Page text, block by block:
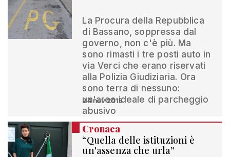
La Procura della Repubblica
di Bassano, soppressa dal
governo, non c'è più. Ma
sono rimasti i tre posti auto in
via Verci che erano riservati
alla Polizia Giudiziaria. Ora
sono terra di nessuno:
un'area ideale di parcheggio
abusivo
24 nov 2013
Cronaca
“Quella delle istituzioni è
un'assenza che urla”